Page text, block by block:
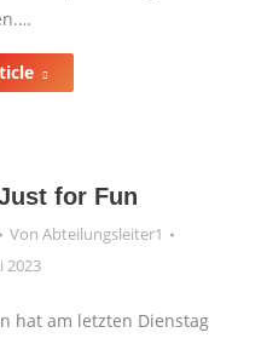
for Fun
Von Abteilungsleiter1
2023
hat am letzten Dienstag